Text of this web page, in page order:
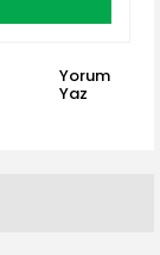
Yorum
Yaz